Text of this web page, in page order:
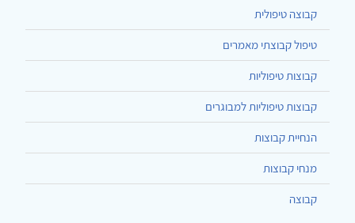
קבוצה טיפולית
טיפול קבוצתי מאמרים
קבוצות טיפוליות
קבוצות טיפוליות למבוגרים
הנחיית קבוצות
מנחי קבוצות
קבוצה